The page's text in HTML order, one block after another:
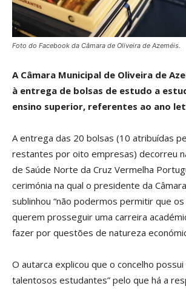
Foto do Facebook da Câmara de Oliveira de Azeméis.
A Câmara Municipal de Oliveira de
à entrega de bolsas de estudo a
ensino superior, referentes ao ano
A entrega das 20 bolsas (10 atribuídas
restantes por oito empresas) decorreu
de Saúde Norte da Cruz Vermelha
cerimónia na qual o presidente da
sublinhou “não podermos permitir que
querem prosseguir uma carreira
fazer por questões de natureza
O autarca explicou que o concelho
talentosos estudantes” pelo que há a